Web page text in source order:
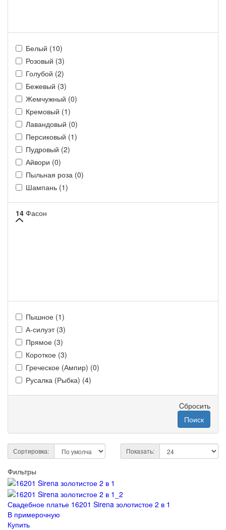
Белый (10)
Розовый (3)
Голубой (2)
Бежевый (3)
Жемчужный (0)
Кремовый (1)
Лавандовый (0)
Персиковый (1)
Пудровый (2)
Айвори (0)
Пыльная роза (0)
Шампань (1)
14 Фасон
Пышное (1)
А-силуэт (3)
Прямое (3)
Короткое (3)
Греческое (Ампир) (0)
Русалка (Рыбка) (4)
Cбросить
Поиск
Сортировка: Показать:
Фильтры
Свадебное платье 16201 Sirena золотистое 2 в 1
В примерочную
Купить